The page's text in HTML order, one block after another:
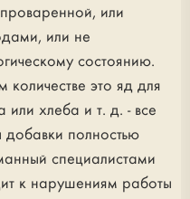
или
или не
состоянию.
это яд для
хлеба и т. д. - все
добавки полностью
специалистами
к нарушениям работы